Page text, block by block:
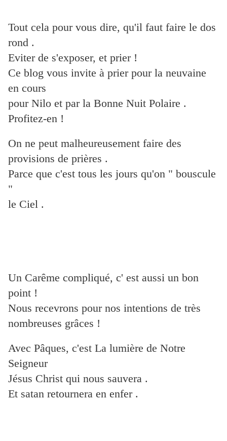
Tout cela pour vous dire, qu'il faut faire le dos
rond .
Eviter de s'exposer, et prier !
Ce blog vous invite à prier pour la neuvaine
en cours
pour Nilo et par la Bonne Nuit Polaire .
Profitez-en !
On ne peut malheureusement faire des
provisions de prières .
Parce que c'est tous les jours qu'on " bouscule
"
le Ciel .
Un Carême compliqué, c' est aussi un bon
point !
Nous recevrons pour nos intentions de très
nombreuses grâces !
Avec Pâques, c'est La lumière de Notre
Seigneur
Jésus Christ qui nous sauvera .
Et satan retournera en enfer .